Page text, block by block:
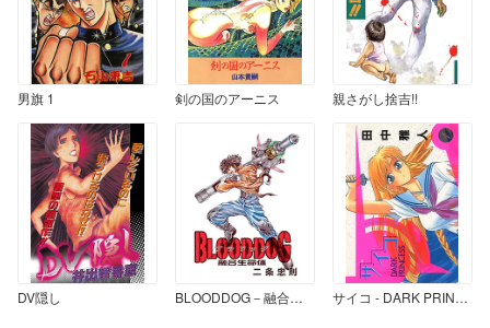
男旗 1 剣の国のアーニス 親さがし捨吉!!
DV隠し BLOODDOG－融合生命体－ 完全版 サイコ - DARK PRINCESS - 1